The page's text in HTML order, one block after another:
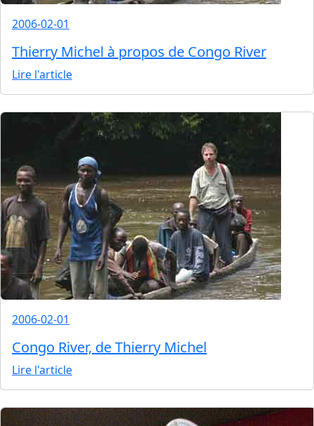
2006-02-01
Thierry Michel à propos de Congo River
Lire l'article
2006-02-01
Congo River, de Thierry Michel
Lire l'article